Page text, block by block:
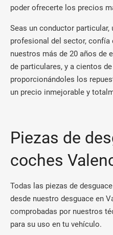
poder ofrecerte los precios
Seas un conductor particular,
profesional del sector,
nuestros más de 20 años de
de particulares, y a cientos
proporcionándoles los
un precio inmejorable y
Piezas de
coches
Todas las piezas de
desde nuestro desguace en
comprobadas por nuestros
para su uso en tu vehículo.